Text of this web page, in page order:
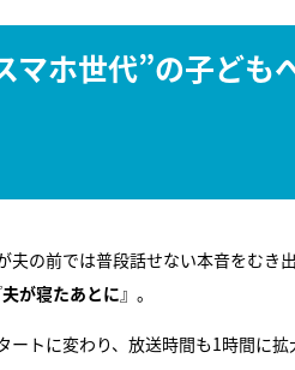
ホ世代”の子ども
夫の前では普段話せない本音をむき
夫が寝たあとに』。
トに変わり、放送時間も1時間に拡